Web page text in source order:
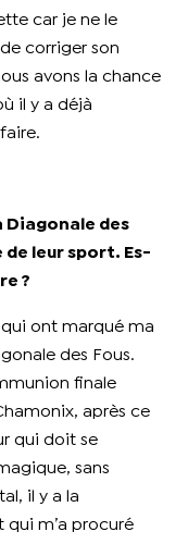
car je ne le
corriger son
avons la chance
il y a déjà
Diagonale des
de leur sport. Es-
?
qui ont marqué ma
des Fous.
finale
après ce
qui doit se
sans
il y a la
qui m’a procuré